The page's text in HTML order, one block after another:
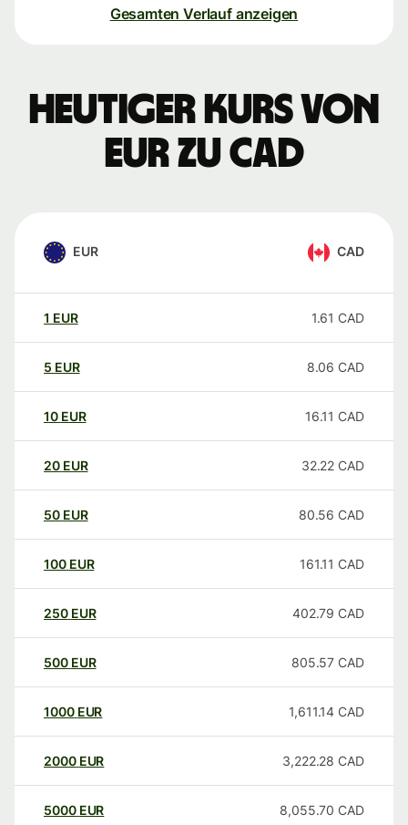
Gesamten Verlauf anzeigen
Heutiger Kurs von
EUR zu CAD
EUR CAD
1 EUR 1.61 CAD
5 EUR 8.06 CAD
10 EUR 16.11 CAD
20 EUR 32.22 CAD
50 EUR 80.56 CAD
100 EUR 161.11 CAD
250 EUR 402.79 CAD
500 EUR 805.57 CAD
1000 EUR 1,611.14 CAD
2000 EUR 3,222.28 CAD
5000 EUR 8,055.70 CAD